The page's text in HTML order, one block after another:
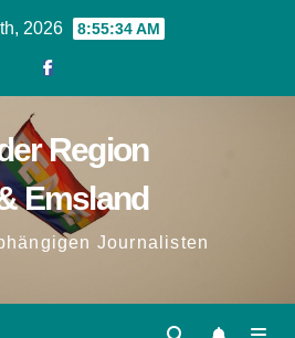
2026 8:55:35 AM
Region
Emsland
Journalisten